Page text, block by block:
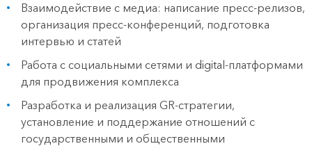
Взаимодействие с медиа: написание пресс-релизов,
организация пресс-конференций, подготовка
интервью и статей
Работа с социальными сетями и digital-платформами
для продвижения комплекса
Разработка и реализация GR-стратегии,
установление и поддержание отношений с
государственными и общественными